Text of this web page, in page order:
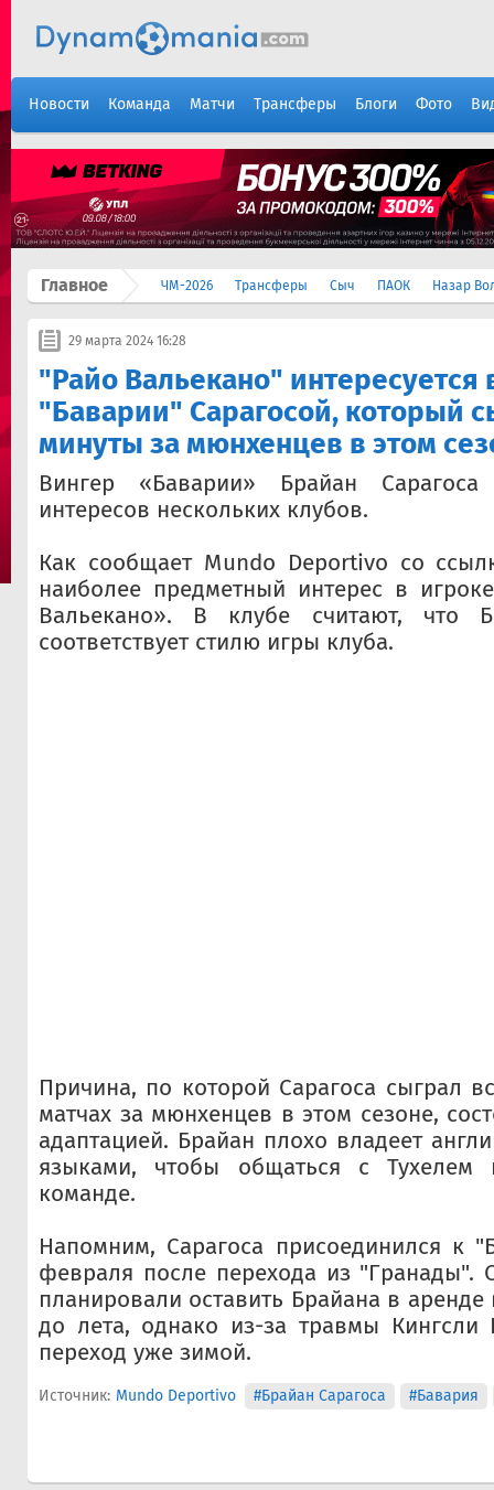
Новости Команда Матчи Трансферы Блоги Фото
Главное ЧМ-2026 Трансферы Сыч ПАОК Назар
29 марта 2024 16:28
"Райо Вальекано" интересуется
"Баварии" Сарагосой, который
минуты за мюнхенцев в этом
Вингер «Баварии» Брайан
интересов нескольких клубов.
Как сообщает Mundo Deportivo со
наиболее предметный интерес в
Вальекано». В клубе считают, что
соответствует стилю игры клуба.
Причина, по которой Сарагоса сыграл
матчах за мюнхенцев в этом сезоне,
адаптацией. Брайан плохо владеет
языками, чтобы общаться с Тухелем
команде.
Напомним, Сарагоса присоединился к
февраля после перехода из "Гранады".
планировали оставить Брайана в
до лета, однако из-за травмы
переход уже зимой.
Источник: Mundo Deportivo #Брайан Сарагоса #Бавария